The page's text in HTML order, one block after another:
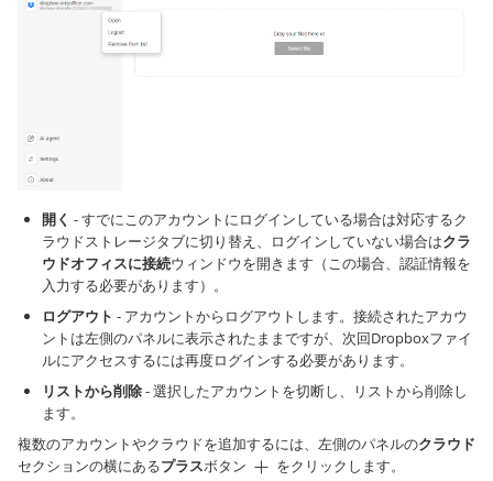
開く - すでにこのアカウントにログインしている場合は対応するク
ラウドストレージタブに切り替え、ログインしていない場合はクラ
ウドオフィスに接続ウィンドウを開きます（この場合、認証情報を
入力する必要があります）。
ログアウト - アカウントからログアウトします。接続されたアカウ
ントは左側のパネルに表示されたままですが、次回Dropboxファイ
ルにアクセスするには再度ログインする必要があります。
リストから削除- 選択したアカウントを切断し、リストから削除し
ます。
複数のアカウントやクラウドを追加するには、左側のパネルのクラウド
セクションの横にあるプラスボタン をクリックします。